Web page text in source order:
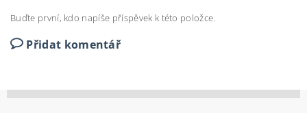
Buďte první, kdo napíše příspěvek k této položce.
Přidat komentář